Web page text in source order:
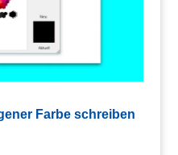
Farbe schreiben